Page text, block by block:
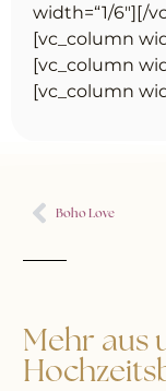
width=“1/6″][/
[vc_column
[vc_column
[vc_column
Boho Love
Mehr aus